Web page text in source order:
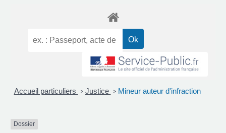
Accueil particuliers > Justice > Mineur auteur d'infraction
Dossier